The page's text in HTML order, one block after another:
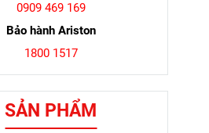
0909 469 169
Bảo hành Ariston
1800 1517
SẢN PHẨM